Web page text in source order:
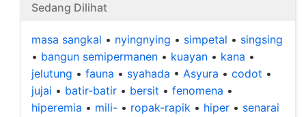
Sedang Dilihat
masa sangkal • nyingnying • simpetal • singsing
• bangun semipermanen • kuayan • kana •
jelutung • fauna • syahada • Asyura • codot •
jujai • batir-batir • bersit • fenomena •
hiperemia • mili- • ropak-rapik • hiper • senarai